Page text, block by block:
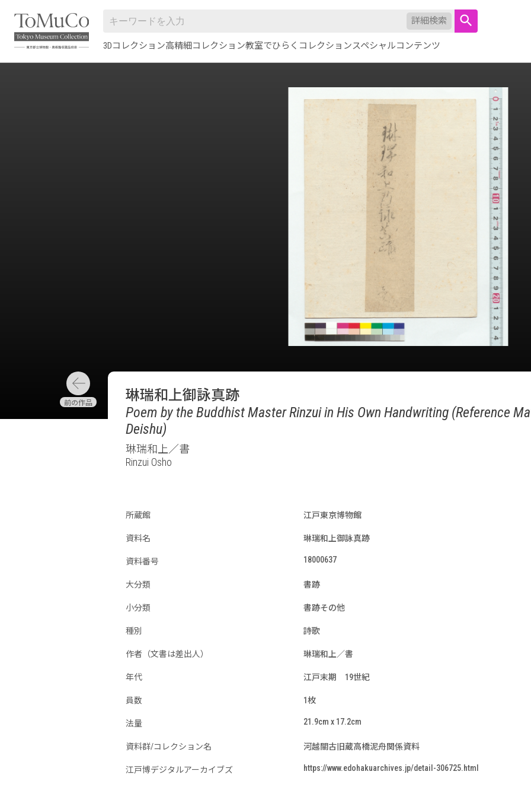
詳細検索
3Dコレクション高精細コレクション教室でひらくコレクションスペシャルコンテンツ
琳瑞和上御詠真跡
Poem by the Buddhist Master Rinzui in His Own Handwriting (Reference
Deishu)
琳瑞和上／書
Rinzui Osho
所蔵館 江戸東京博物館
資料名 琳瑞和上御詠真跡
資料番号 18000637
大分類 書跡
小分類 書跡その他
種別 詩歌
作者（文書は差出人） 琳瑞和上／書
年代 江戸末期 19世紀
員数 1枚
法量 21.9cm x 17.2cm
資料群/コレクション名 河越關古旧蔵高橋泥舟関係資料
江戸博デジタルアーカイブズ https://www.edohakuarchives.jp/detail-306725.html